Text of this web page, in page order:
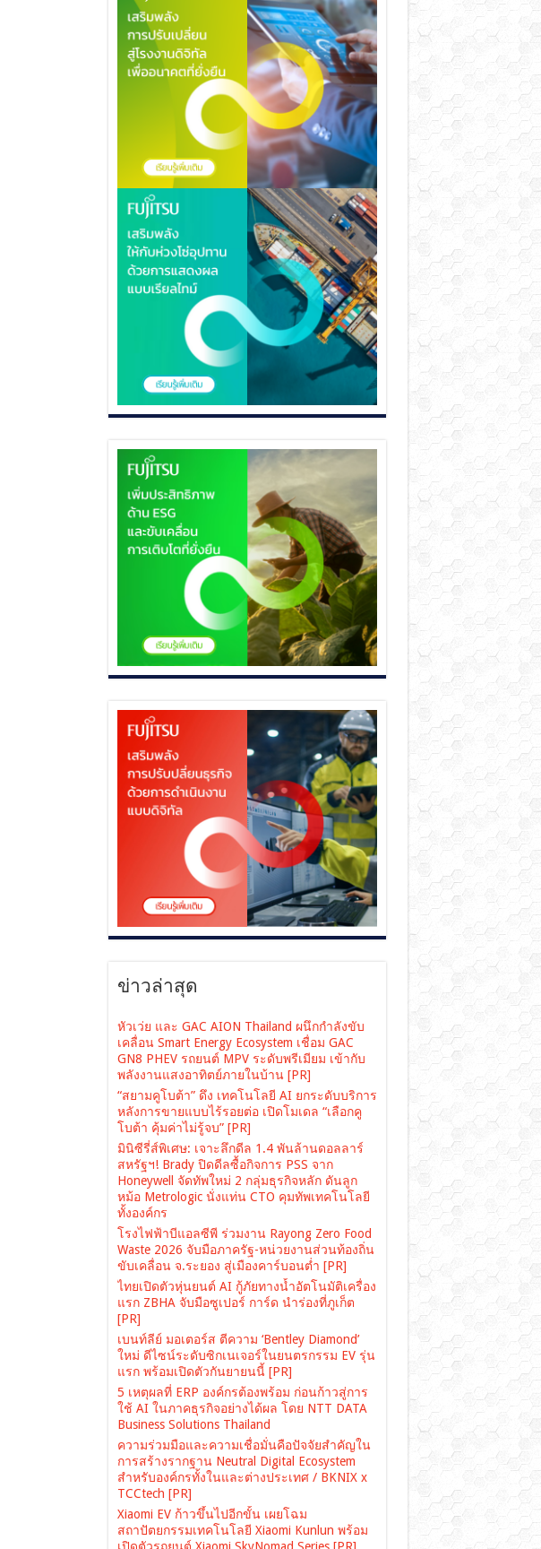
ข่าวล่าสุด
หัวเว่ย และ GAC AION Thailand ผนึกกำลังขับ
เคลื่อน Smart Energy Ecosystem เชื่อม GAC
GN8 PHEV รถยนต์ MPV ระดับพรีเมียม เข้ากับ
พลังงานแสงอาทิตย์ภายในบ้าน [PR]
“สยามคูโบต้า” ดึง เทคโนโลยี AI ยกระดับบริการ
หลังการขายแบบไร้รอยต่อ เปิดโมเดล “เลือกคู
โบต้า คุ้มค่าไม่รู้จบ” [PR]
มินิซีรี่ส์พิเศษ: เจาะลึกดีล 1.4 พันล้านดอลลาร์
สหรัฐฯ! Brady ปิดดีลซื้อกิจการ PSS จาก
Honeywell จัดทัพใหม่ 2 กลุ่มธุรกิจหลัก ดันลูก
หม้อ Metrologic นั่งแท่น CTO คุมทัพเทคโนโลยี
ทั้งองค์กร
โรงไฟฟ้าบีแอลซีพี ร่วมงาน Rayong Zero Food
Waste 2026 จับมือภาครัฐ-หน่วยงานส่วนท้องถิ่น
ขับเคลื่อน จ.ระยอง สู่เมืองคาร์บอนต่ำ [PR]
ไทยเปิดตัวหุ่นยนต์ AI กู้ภัยทางน้ำอัตโนมัติเครื่อง
แรก ZBHA จับมือซูเปอร์ การ์ด นำร่องที่ภูเก็ต
[PR]
เบนท์ลีย์ มอเตอร์ส ตีความ ‘Bentley Diamond’
ใหม่ ดีไซน์ระดับซิกเนเจอร์ในยนตรกรรม EV รุ่น
แรก พร้อมเปิดตัวกันยายนนี้ [PR]
5 เหตุผลที่ ERP องค์กรต้องพร้อม ก่อนก้าวสู่การ
ใช้ AI ในภาคธุรกิจอย่างได้ผล โดย NTT DATA
Business Solutions Thailand
ความร่วมมือและความเชื่อมั่นคือปัจจัยสำคัญใน
การสร้างรากฐาน Neutral Digital Ecosystem
สำหรับองค์กรทั้งในและต่างประเทศ / BKNIX x
TCCtech [PR]
Xiaomi EV ก้าวขึ้นไปอีกขั้น เผยโฉม
สถาปัตยกรรมเทคโนโลยี Xiaomi Kunlun พร้อม